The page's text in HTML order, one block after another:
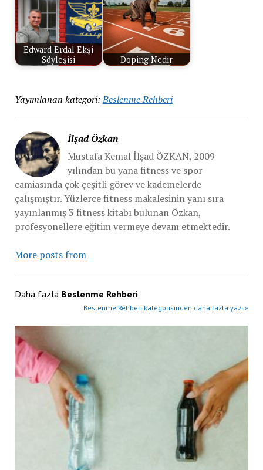
Edward Erdal Ekşi
Söyleşisi
Doping Nedir
Yayımlanan kategori: Beslenme Rehberi
İlşad Özkan
Mustafa Kemal İlşad ÖZKAN, 2009
yılından bu yana fitness ve spor
camiasında çok çeşitli görev ve kademelerde
çalışmıştır. Yüzlerce fitness makalesinin yanı sıra
yayınlanmış 3 fitness kitabı bulunan Özkan,
profesyonellere eğitim vermeye devam etmektedir.
More posts from
Daha fazla Beslenme Rehberi
Beslenme Rehberi kategorisinden daha fazla yazı »